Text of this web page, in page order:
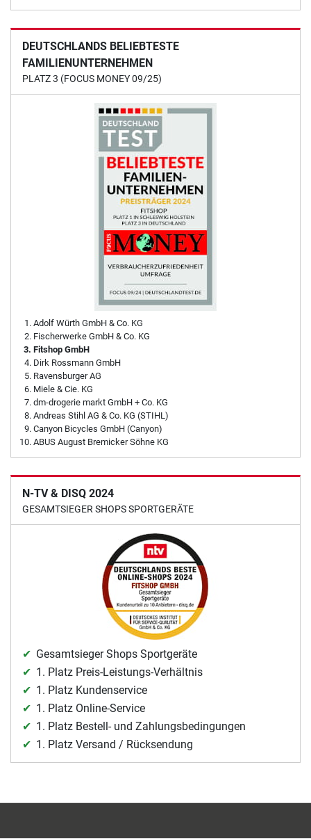
DEUTSCHLANDS BELIEBTESTE
FAMILIENUNTERNEHMEN
PLATZ 3 (FOCUS MONEY 09/25)
Adolf Würth GmbH & Co. KG
Fischerwerke GmbH & Co. KG
Fitshop GmbH
Dirk Rossmann GmbH
Ravensburger AG
Miele & Cie. KG
dm-drogerie markt GmbH + Co. KG
Andreas Stihl AG & Co. KG (STIHL)
Canyon Bicycles GmbH (Canyon)
ABUS August Bremicker Söhne KG
N-TV & DISQ 2024
GESAMTSIEGER SHOPS SPORTGERÄTE
Gesamtsieger Shops Sportgeräte
1. Platz Preis-Leistungs-Verhältnis
1. Platz Kundenservice
1. Platz Online-Service
1. Platz Bestell- und Zahlungsbedingungen
1. Platz Versand / Rücksendung